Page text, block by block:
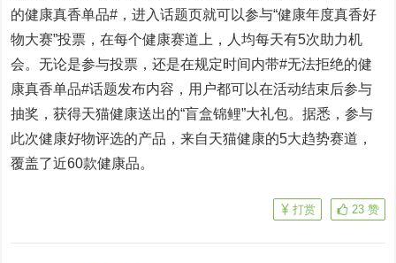
的健康真香单品#，进入话题页就可以参与“健康年度真香好
物大赛”投票，在每个健康赛道上，人均每天有5次助力机
会。无论是参与投票，还是在规定时间内带#无法拒绝的健
康真香单品#话题发布内容，用户都可以在活动结束后参与
抽奖，获得天猫健康送出的“盲盒锦鲤”大礼包。据悉，参与
此次健康好物评选的产品，来自天猫健康的5大趋势赛道，
覆盖了近60款健康品。
23 赞
打赏